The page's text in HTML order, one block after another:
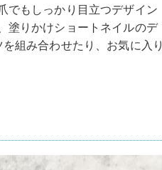
でもしっかり目立つデザイン
塗りかけショートネイルのデ
組み合わせたり、お気に入り